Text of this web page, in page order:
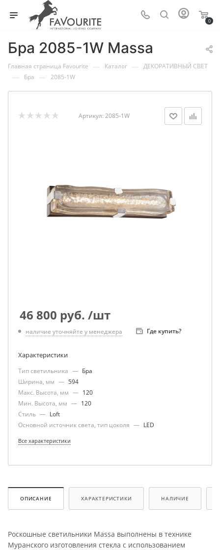
0
Бра 2085-1W Massa
Главная страница Favourite — Каталог — ДЕКОРАТИВНЫЙ СВЕТ
— Бра — 2085-1W
Артикул: 2085-1W
46 800 руб. /шт
наличие уточняйте у менеджера Где купить?
Характеристики
Тип светильника — Бра
Ширина, мм — 594
Макс. Высота, мм — 120
Мин. Высота, мм — 120
Стиль — Loft
Основной источник света, тип цоколя — LED
Все характеристики
ОПИСАНИЕ ХАРАКТЕРИСТИКИ НАЛИЧИЕ
Роскошные светильники Massa выполнены в технике
Муранского изготовления стекла с использованием